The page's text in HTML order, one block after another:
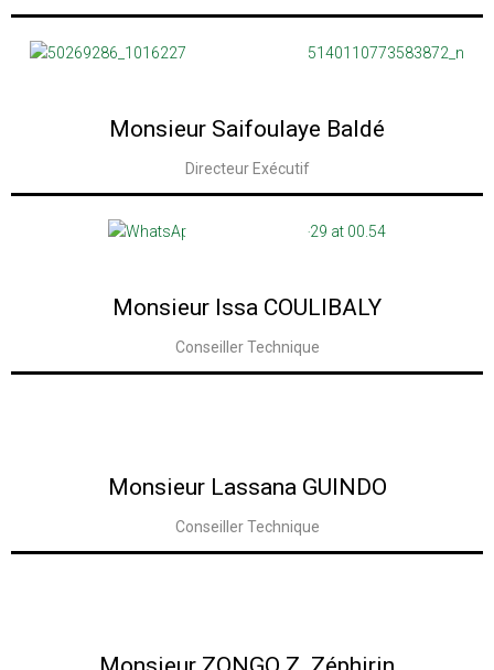
Monsieur Saifoulaye Baldé
Directeur Exécutif
Monsieur Issa COULIBALY
Conseiller Technique
Monsieur Lassana GUINDO
Conseiller Technique